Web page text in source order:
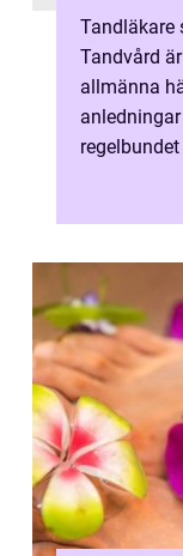
Tandläkare
Tandvård
allmänna